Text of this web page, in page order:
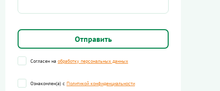
Согласен на обработку персональных данных
Ознакомлен(а) с Политикой конфиденциальности